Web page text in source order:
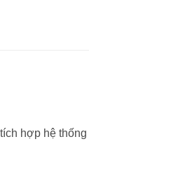
hợp hệ thống